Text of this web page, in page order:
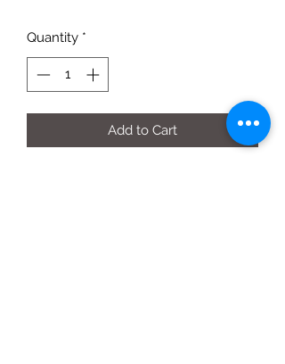
Quantity *
Add to Cart